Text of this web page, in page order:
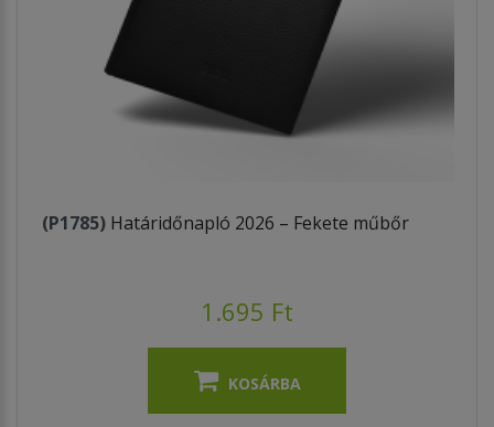
(P1785) Határidőnapló 2026 – Fekete műbőr
1.695 Ft
KOSÁRBA